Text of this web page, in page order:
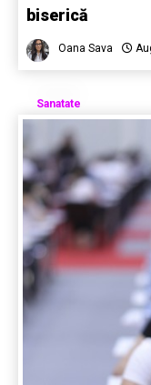
biserică
Oana Sava
Sanatate